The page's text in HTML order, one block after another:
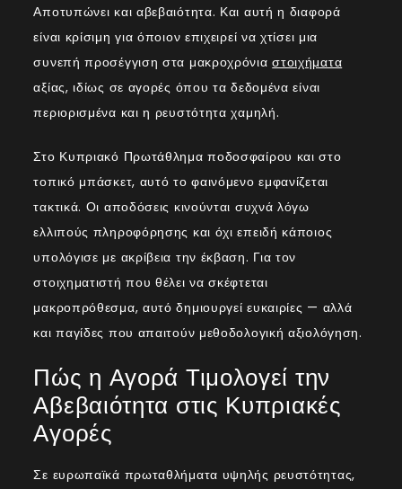
Αποτυπώνει και αβεβαιότητα. Και αυτή η διαφορά
είναι κρίσιμη για όποιον επιχειρεί να χτίσει μια
συνεπή προσέγγιση στα μακροχρόνιαστοιχήματα
αξίας, ιδίως σε αγορές όπου τα δεδομένα είναι
περιορισμένα και η ρευστότητα χαμηλή.
Στο Κυπριακό Πρωτάθλημα ποδοσφαίρου και στο
τοπικό μπάσκετ, αυτό το φαινόμενο εμφανίζεται
τακτικά. Οι αποδόσεις κινούνται συχνά λόγω
ελλιπούς πληροφόρησης και όχι επειδή κάποιος
υπολόγισε με ακρίβεια την έκβαση. Για τον
στοιχηματιστή που θέλει να σκέφτεται
μακροπρόθεσμα, αυτό δημιουργεί ευκαιρίες — αλλά
και παγίδες που απαιτούν μεθοδολογική αξιολόγηση.
Πώς η Αγορά Τιμολογεί την
Αβεβαιότητα στις Κυπριακές
Αγορές
Σε ευρωπαϊκά πρωταθλήματα υψηλής ρευστότητας,